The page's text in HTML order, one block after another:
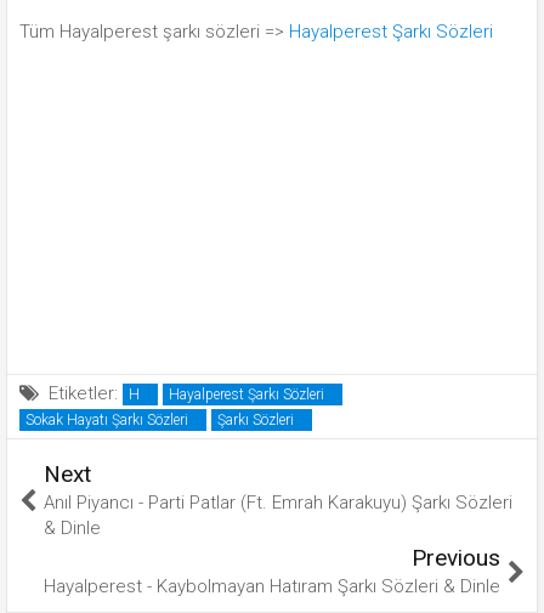
Tüm Hayalperest şarkı sözleri => Hayalperest Şarkı Sözleri
Etiketler: H
Hayalperest Şarkı Sözleri
Sokak Hayatı Şarkı Sözleri
Şarkı Sözleri
Next
Anıl Piyancı - Parti Patlar (Ft. Emrah Karakuyu) Şarkı Sözleri
& Dinle
Previous
Hayalperest - Kaybolmayan Hatıram Şarkı Sözleri & Dinle